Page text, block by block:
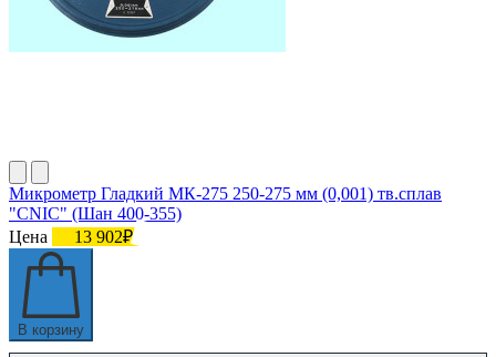
Микрометр Гладкий МК-275 250-275 мм (0,001) тв.сплав
"CNIC" (Шан 400-355)
Цена
13 902₽
В корзину